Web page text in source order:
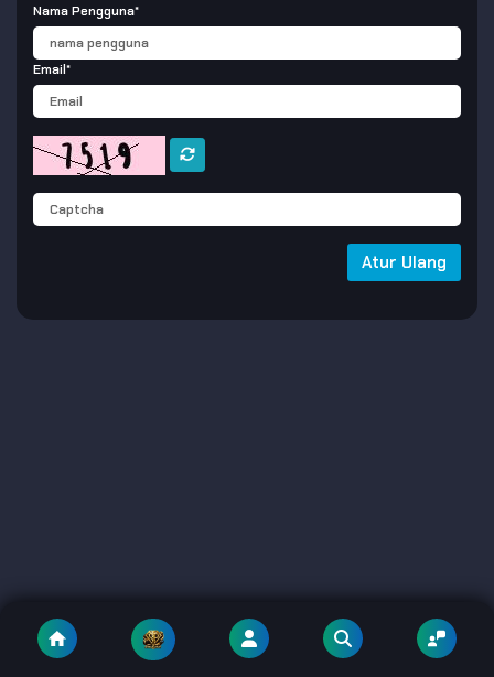
Nama Pengguna*
Email*
Atur Ulang